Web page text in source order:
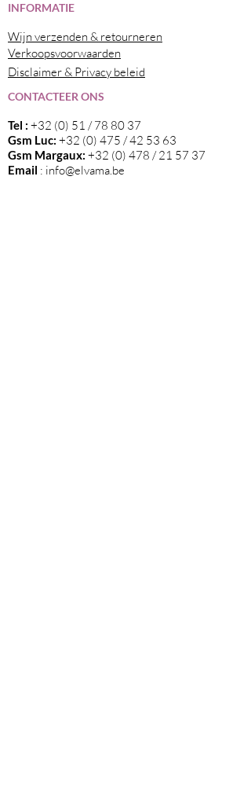
INFORMATIE
Wijn verzenden & retourneren
Verkoopsvoorwaarden
Disclaimer & Privacy beleid
CONTACTEER ONS
Tel : +32 (0) 51 / 78 80 37
Gsm Luc: +32 (0) 475 / 42 53 63
Gsm Margaux: +32 (0) 478 / 21 57 37
Email : info@elvama.be